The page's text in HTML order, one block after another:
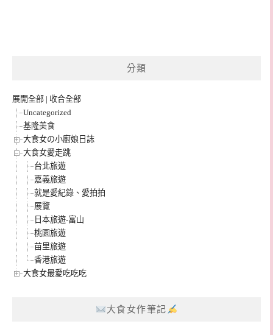
分類
展開全部 | 收合全部
Uncategorized
基隆美食
大食女の小廚娘日誌
大食女愛走跳
台北旅遊
嘉義旅遊
就是愛紀錄、愛拍拍
展覽
日本旅遊-富山
桃園旅遊
苗里旅遊
香港旅遊
大食女最愛吃吃吃
大食女作筆記